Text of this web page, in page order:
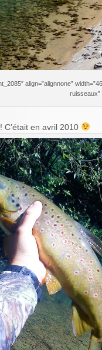
align=”alignnone”
ruisseaux”
C’était en avril 2010